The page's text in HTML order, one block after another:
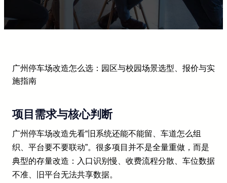
广州停车场改造怎么选：园区与校园场景选型、报价与实
施指南
项目需求与核心判断
广州停车场改造先看“旧系统还能不能留、车道怎么组
织、平台要不要联动”。很多项目并不是全量重做，而是
典型的存量改造：入口识别慢、收费流程分散、车位数据
不准、旧平台无法共享数据。